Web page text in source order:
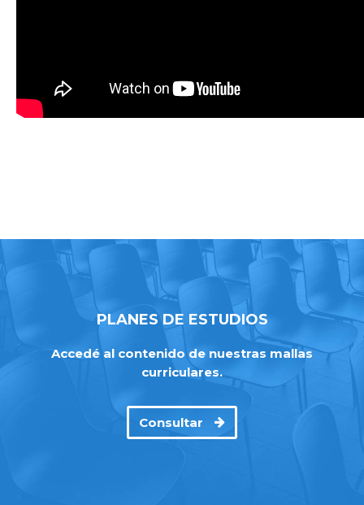
PLANES DE ESTUDIOS
Accedé al contenido de nuestras mallas
curriculares.
Consultar